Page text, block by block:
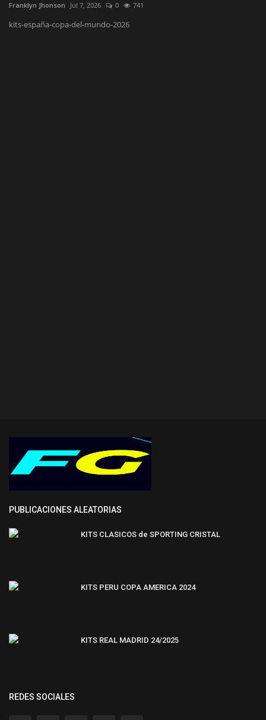
Franklyn Jhonson Jul 7, 2026 0 741
kits-españa-copa-del-mundo-2026
PUBLICACIONES ALEATORIAS
KITS CLASICOS de SPORTING CRISTAL
KITS PERU COPA AMERICA 2024
KITS REAL MADRID 24/2025
REDES SOCIALES